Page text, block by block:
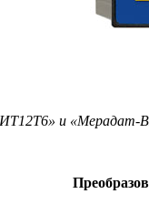
и «Мерадат-